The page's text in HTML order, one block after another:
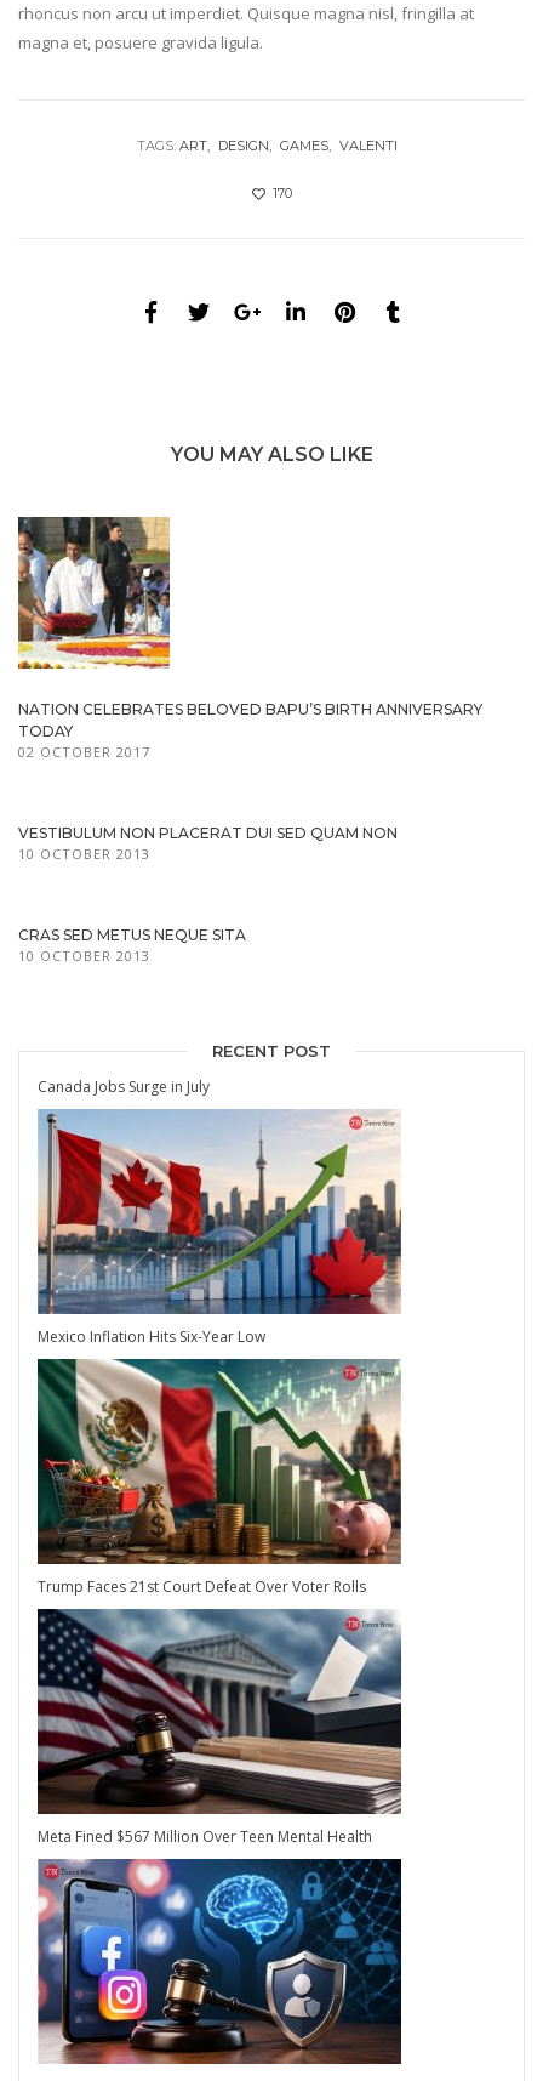
rhoncus non arcu ut imperdiet. Quisque magna nisl, fringilla at
magna et, posuere gravida ligula.
TAGS: ART DESIGN GAMES VALENTI
170
YOU MAY ALSO LIKE
NATION CELEBRATES BELOVED BAPU’S BIRTH ANNIVERSARY
TODAY
02 OCTOBER 2017
VESTIBULUM NON PLACERAT DUI SED QUAM NON
10 OCTOBER 2013
CRAS SED METUS NEQUE SITA
10 OCTOBER 2013
RECENT POST
Canada Jobs Surge in July
Mexico Inflation Hits Six-Year Low
Trump Faces 21st Court Defeat Over Voter Rolls
Meta Fined $567 Million Over Teen Mental Health